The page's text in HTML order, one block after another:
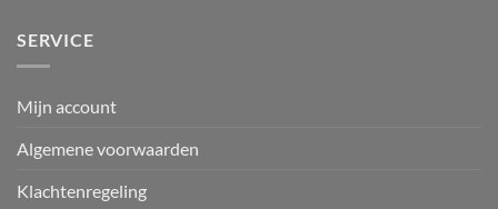
SERVICE
Mijn account
Algemene voorwaarden
Klachtenregeling